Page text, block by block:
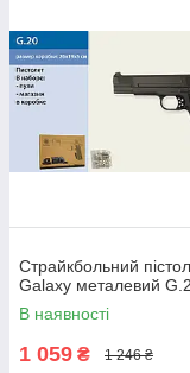
Страйкбольний
Galaxy металевий
В наявності
1 059 ₴ 1 246 ₴